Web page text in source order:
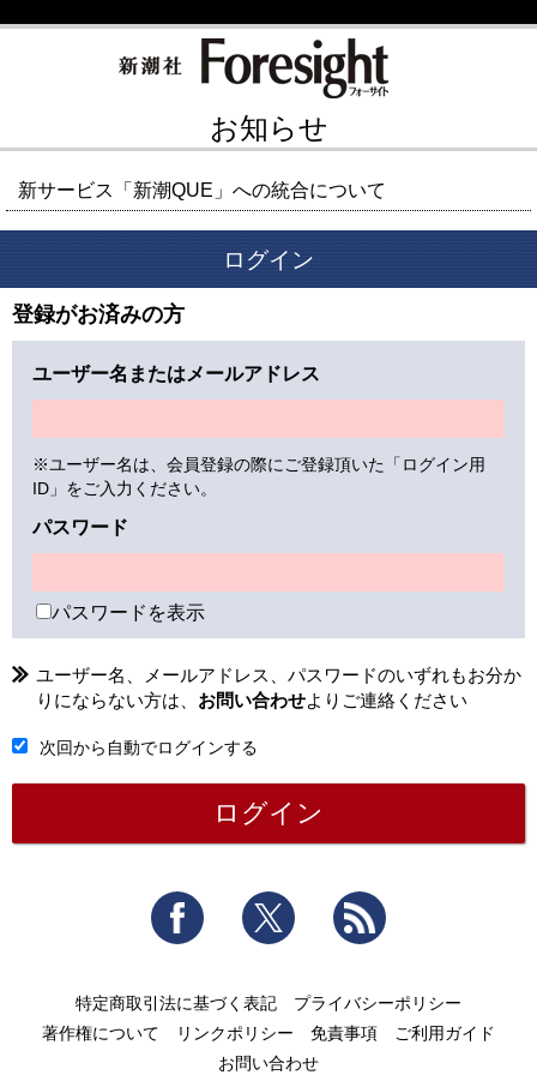
お知らせ
新サービス「新潮QUE」への統合について
ログイン
登録がお済みの方
ユーザー名またはメールアドレス
※ユーザー名は、会員登録の際にご登録頂いた「ログイン用
ID」をご入力ください。
パスワード
パスワードを表示
ユーザー名、メールアドレス、パスワードのいずれもお分か
りにならない方は、 お問い合わせよりご連絡ください
次回から自動でログインする
Facebook Twitter
特定商取引法に基づく表記
プライバシーポリシー
著作権について
リンクポリシー 免責事項
ご利用ガイド
お問い合わせ